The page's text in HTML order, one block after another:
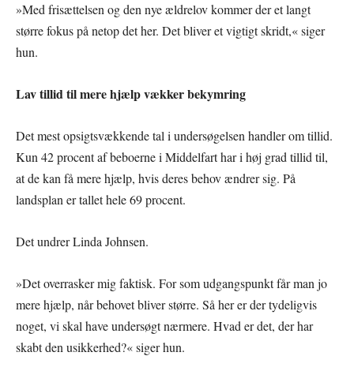
»Med frisættelsen og den nye ældrelov kommer der et langt
større fokus på netop det her. Det bliver et vigtigt skridt,« siger
hun.
Lav tillid til mere hjælp vækker bekymring
Det mest opsigtsvækkende tal i undersøgelsen handler om tillid.
Kun 42 procent af beboerne i Middelfart har i høj grad tillid til,
at de kan få mere hjælp, hvis deres behov ændrer sig. På
landsplan er tallet hele 69 procent.
Det undrer Linda Johnsen.
»Det overrasker mig faktisk. For som udgangspunkt får man jo
mere hjælp, når behovet bliver større. Så her er der tydeligvis
noget, vi skal have undersøgt nærmere. Hvad er det, der har
skabt den usikkerhed?« siger hun.